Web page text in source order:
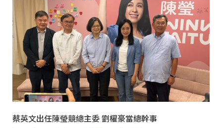
蔡英文出任陳瑩競總主委 劉櫂豪當總幹事